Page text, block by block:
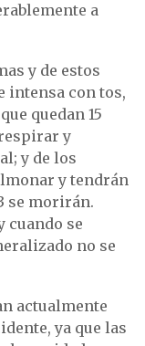
a
y de estos
intensa con tos,
quedan 15
y
y de los
y tendrán
se morirán.
cuando se
no se
actualmente
ya que las